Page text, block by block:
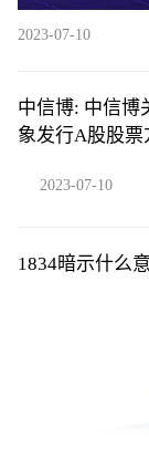
2023-07-10
中信博: 中信博
象发行A股股票
2023-07-10
1834暗示什么